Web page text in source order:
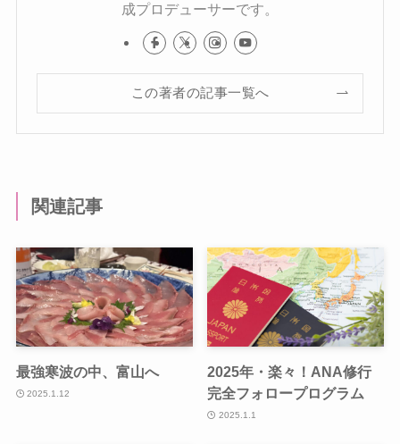
成プロデューサーです。
この著者の記事一覧へ
関連記事
最強寒波の中、富山へ
2025.1.12
2025年・楽々！ANA修行
完全フォロープログラム
2025.1.1